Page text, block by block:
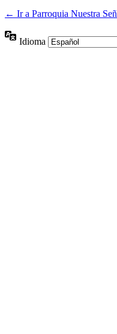
← Ir a Parroquia Nuestra
Idioma